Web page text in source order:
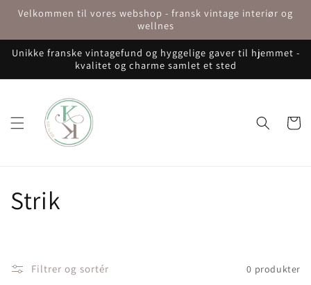
Gå til
Velkommen til vores webshop - fransk vintage interiør og
wellnes
Unikke franske vintagefund og hyggelige gaver til hjemmet -
kvalitet og charme samlet et sted
K
l
Strik
Filtrer og sortér 0 produkter